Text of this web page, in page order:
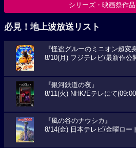
シリーズ・映画祭作
必見！地上波放送リスト
『怪盗グルーのミニオン超変
8/10(月) フジテレビ/最新作公
『銀河鉄道の夜』
8/11(火) NHK/Eテレにて
『風の谷のナウシカ』
8/14(金) 日本テレビ/金曜ロー